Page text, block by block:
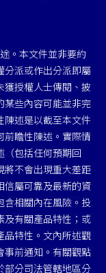
。本文件並非要約
分派或作出分派即屬
獲授權人士傳閱、披
某些內容可能並非完
陳述是以截至本文件
前瞻性陳述。實際情
（包括任何預期回
將不會出現重大差距
信屬可靠及最新的資
含相關內在風險。投
及有關產品特性；或
品特性。文內所述觀
事前通知。有關觀點
部分司法管轄地區分